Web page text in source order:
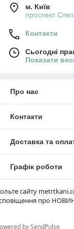
сайту
про
by SendPulse
м. Київ
проспект
Контакти
Сьогодні
Показати
Про нас
Контакти
Доставка та
Графік роботи
Повна версія